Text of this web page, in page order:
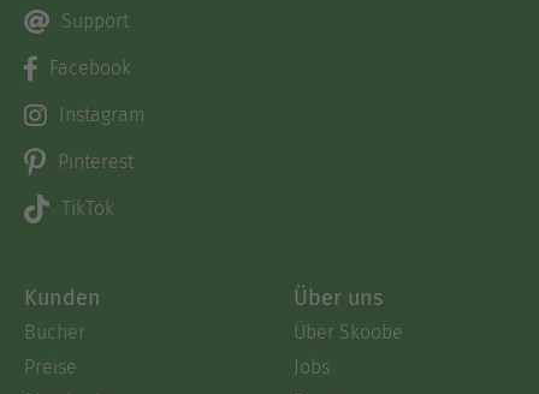
Support
Facebook
Instagram
Pinterest
TikTok
Kunden
Bücher
Preise
Über uns
Über Skoobe
Jobs